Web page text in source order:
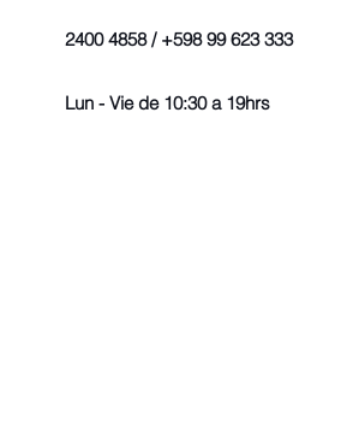
2400 4858 / +598 99 623 333
Lun - Vie de 10:30 a 19hrs